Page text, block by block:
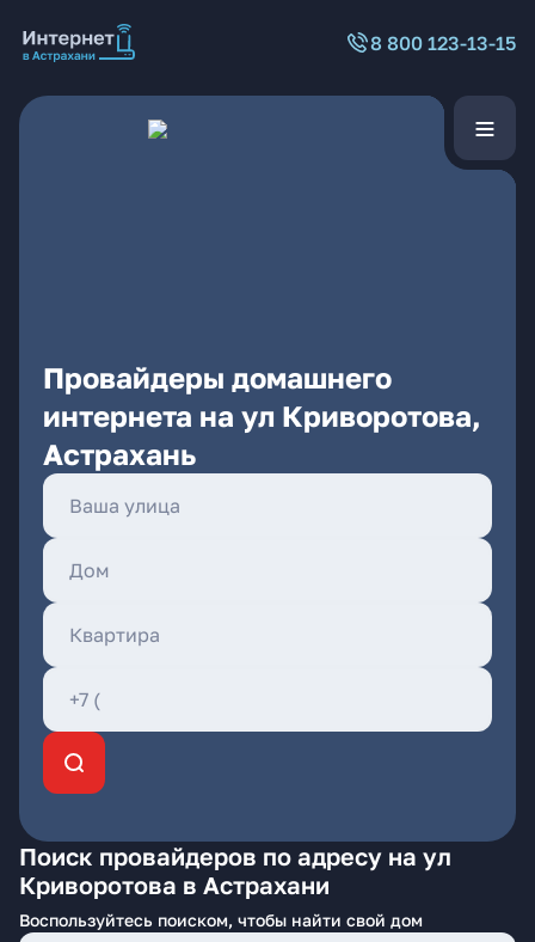
8 800 123-13-15
Провайдеры домашнего
интернета на ул Криворотова,
Астрахань
Поиск провайдеров по адресу на ул
Криворотова в Астрахани
Воспользуйтесь поиском, чтобы найти свой дом